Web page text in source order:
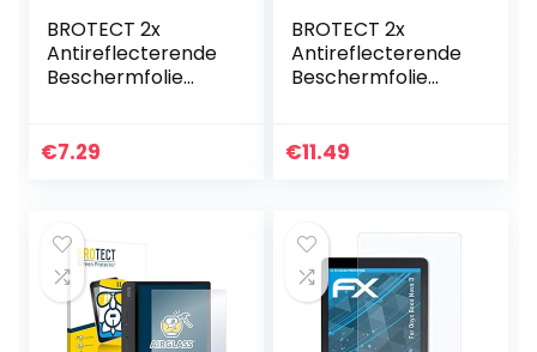
BROTECT 2x
Antireflecterende
Beschermfolie
Anti-Glare Screen
€7.29
BROTECT 2x
Antireflecterende
Beschermfolie
(10.3″) Anti-Glare
€11.49